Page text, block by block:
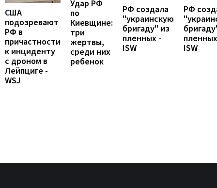
США
подозревают
РФ в
причастности
к инциденту
с дроном в
Лейпциге -
WSJ
Удар РФ
по
Киевщине:
три
жертвы,
среди них
ребенок
РФ создала
"украинскую
бригаду" из
пленных -
ISW
РФ
ISW